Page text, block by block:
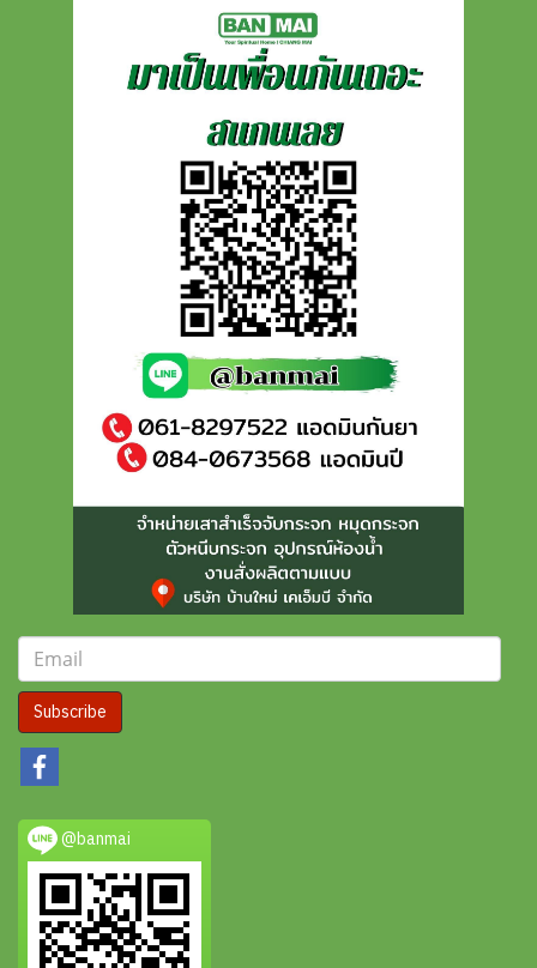
Subscribe
@banmai